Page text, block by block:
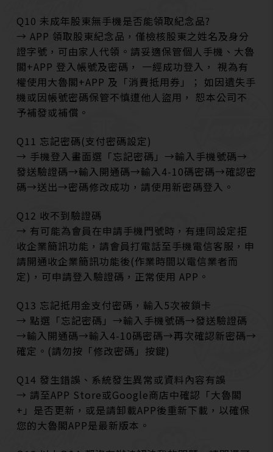
Q10 未成年股東無手機是否能領取紀念品?
→ APP 領取股東紀念品，僅檢核股東之姓名及身分
證字號，可由家人代領。請妥適保管個人手機、大魯
閣+APP 登入帳號及密碼， 一經成功登入， 視為有
權使用大魯閣+APP 及「消費抵用券」； 如因遺失手
機或因帳號密碼保管不慎遭他人盜用， 恕本公司不
予補發或補償。
Q11 忘記密碼(支付密碼設定)
→ 手機登入畫面選「忘記密碼」→輸入手機號碼→
發送驗證碼→輸入開通碼→輸入4-10碼密碼→確認密
碼→送出→密碼修改成功，請使用新密碼登入。
Q12 收不到驗證碼
→ 有可能為會員在申請手機門號時，有連同設定拒
收企業簡訊功能，請會員打電話至手機電信客服，申
請開通收企業簡訊功能後(作業時間以電信業者而
定)，可申請登入驗證碼，正常使用 APP。
Q13 忘記抵用金支付密碼，輸入5次被鎖卡
→ 點選「忘記密碼」→輸入手機號碼→發送驗證碼
→輸入開通碼→輸入4-10碼密碼→再次確認新密碼→
確定。(請勿按「修改密碼」按鍵)
Q14 發生錯誤、系統發生異常或資料內容有誤
→ 請至APP Store或Google商店中確認「大魯閣
+」是否更新，或是請卸載APP後重新下載，以確保
您的大魯閣APP是最新版本。